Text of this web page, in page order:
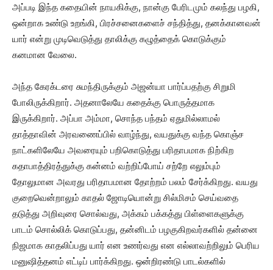
அப்படி இந்த கதையின் நாயகிக்கு, நான்கு பேரிடமும் கலந்து பழகி,
ஒன்றாக உண்டு உறங்கி, பிரச்சனைகளைச் சந்தித்து, தனக்கானவன்
யார் என்று முடிவெடுத்து தாலிக்கு கழுத்தைக் கொடுக்கும்
கனமான வேலை.
அந்த கேரக்டரை சுமந்திருக்கும் அஜன்யா பார்ப்பதற்கு சிறுமி
போலிருக்கிறார். அதனாலேயே கதைக்கு பொருத்தமாக
இருக்கிறார். அப்பா அம்மா, சொந்த பந்தம் ஏதுமில்லாமல்
தாத்தாவின் அரவணைப்பில் வாழ்ந்து, வயதுக்கு வந்த கொஞ்ச
நாட்களிலேயே அவரையும் பறிகொடுத்து பரிதாபமாக நிற்கிற
கதாபாத்திரத்துக்கு கன்னம் வற்றிப்போய் சற்றே எலும்பும்
தோலுமான அவரது பரிதாபமான தோற்றம் பலம் சேர்க்கிறது. வயது
குறைவென்றாலும் காதல் ஜோடியொன்று சில்மிசம் செய்வதை
தடுத்து அறிவுரை சொல்வது, அக்கம் பக்கத்து பிள்ளைகளுக்கு
பாடம் சொல்லிக் கொடுப்பது, தன்னிடம் பழகுகிறவர்களில் தன்னை
நிஜமாக காதலிப்பது யார் என உணர்வது என எல்லாவற்றிலும் பெரிய
மனுஷித்தனம் எட்டிப் பார்க்கிறது. ஒன்றிரண்டு பாடல்களில்